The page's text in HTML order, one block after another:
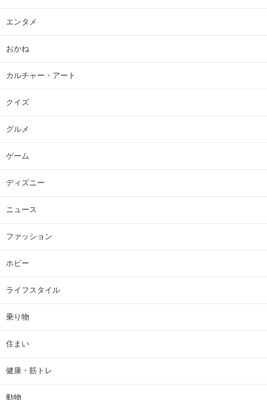
エンタメ
おかね
カルチャー・アート
クイズ
グルメ
ゲーム
ディズニー
ニュース
ファッション
ホビー
ライフスタイル
乗り物
住まい
健康・筋トレ
動物